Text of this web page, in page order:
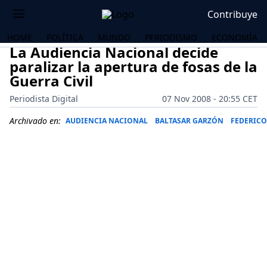
Contribuye
HOME POLÍTICA MUNDO PERIODISMO ECONOMÍA
La Audiencia Nacional decide
paralizar la apertura de fosas de la
Guerra Civil
Periodista Digital
07 Nov 2008 - 20:55 CET
Archivado en: AUDIENCIA NACIONAL BALTASAR GARZÓN